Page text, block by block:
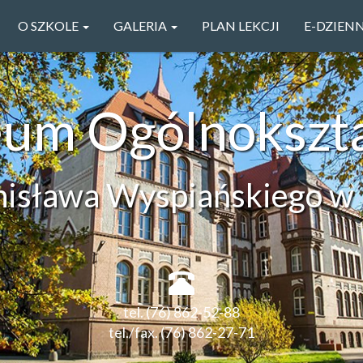
O SZKOLE GALERIA PLAN LEKCJI E-
Wyspiańskiego w
tel. (76) 862-52-88
tel./fax. (76) 862-27-71